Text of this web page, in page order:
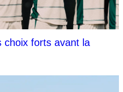
choix forts avant la